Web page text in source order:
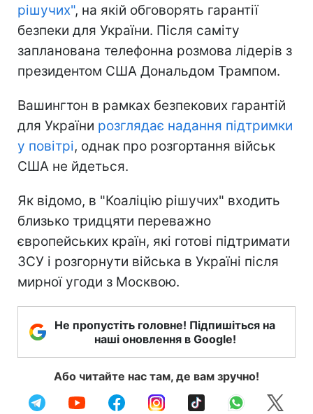
рішучих", на якій обговорять гарантії
безпеки для України. Після саміту
запланована телефонна розмова лідерів з
президентом США Дональдом Трампом.
Вашингтон в рамках безпекових гарантій
для України розглядає надання підтримки
у повітрі, однак про розгортання військ
США не йдеться.
Як відомо, в "Коаліцію рішучих" входить
близько тридцяти переважно
європейських країн, які готові підтримати
ЗСУ і розгорнути війська в Україні після
мирної угоди з Москвою.
Не пропустіть головне! Підпишіться на
наші оновлення в Google!
Або читайте нас там, де вам зручно!